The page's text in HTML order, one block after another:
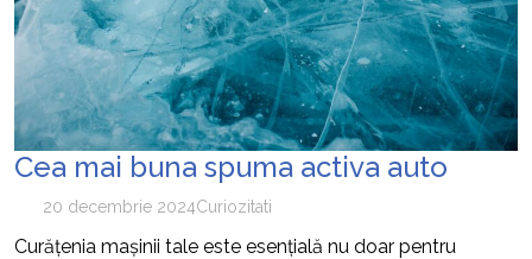
Cea mai buna spuma activa auto
20 decembrie 2024Curiozitati
Curățenia mașinii tale este esențială nu doar pentru